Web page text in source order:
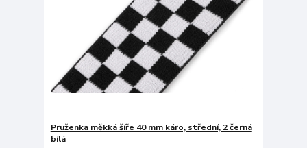
Pruženka měkká šíře 40 mm káro, střední, 2 černá
bílá